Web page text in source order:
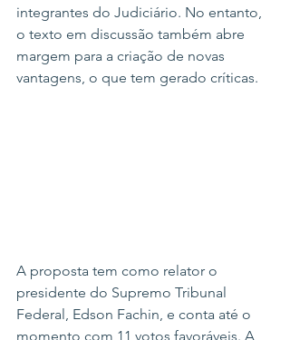
integrantes do Judiciário. No entanto,
o texto em discussão também abre
margem para a criação de novas
vantagens, o que tem gerado críticas.
A proposta tem como relator o
presidente do Supremo Tribunal
Federal, Edson Fachin, e conta até o
momento com 11 votos favoráveis. A